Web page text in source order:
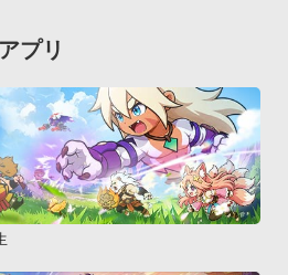
プリ